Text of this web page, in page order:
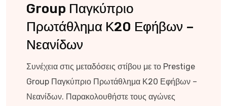
Group Παγκύπριο
Πρωτάθλημα Κ20 Εφήβων –
Νεανίδων
Συνέχεια στις μεταδόσεις στίβου με το Prestige
Group Παγκύπριο Πρωτάθλημα Κ20 Εφήβων –
Νεανίδων. Παρακολουθήστε τους αγώνες